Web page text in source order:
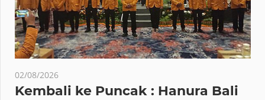
02/08/2026
Kembali ke Puncak : Hanura Bali